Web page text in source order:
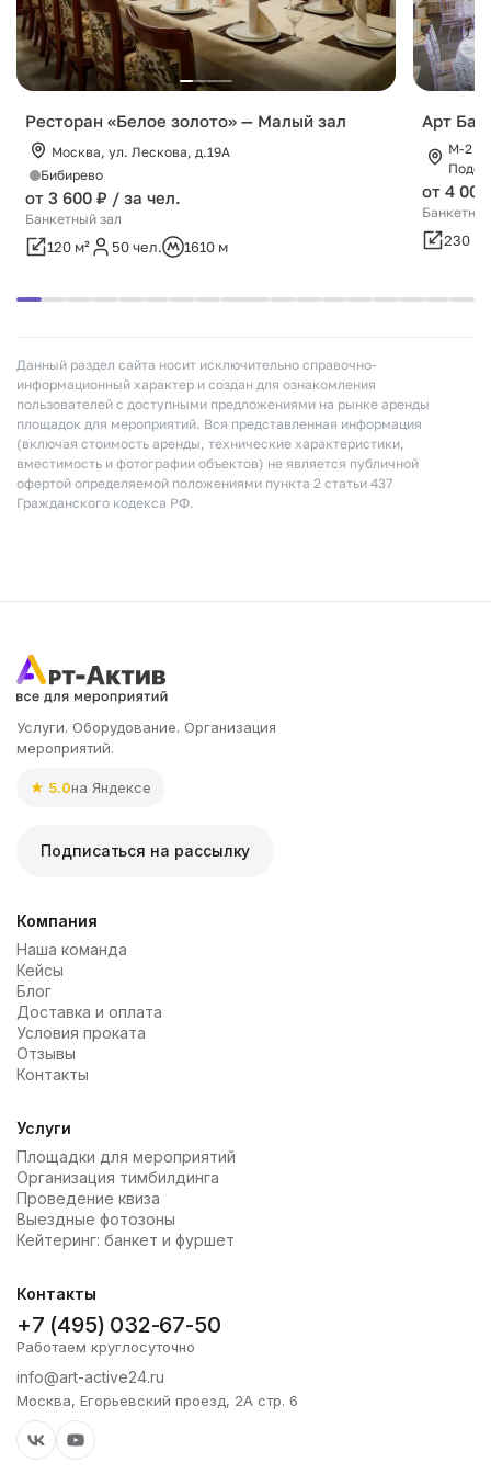
Ресторан «Белое золото» — Малый зал
Москва, ул. Лескова, д.19А
Бибирево
от 3 600 ₽ / за чел.
Банкетный зал
120 м² 50 чел. 1610 м
Арт
М-2
от 4
230 м²
Данный раздел сайта носит исключительно справочно-
информационный характер и создан для ознакомления
пользователей с доступными предложениями на рынке аренды
площадок для мероприятий. Вся представленная информация
(включая стоимость аренды, технические характеристики,
вместимость и фотографии объектов) не является публичной
офертой определяемой положениями пункта 2 статьи 437
Гражданского кодекса РФ.
Услуги. Оборудование. Организация
мероприятий.
★ 5.0на Яндексе
Подписаться на рассылку
Компания
Наша команда
Кейсы
Блог
Доставка и оплата
Условия проката
Отзывы
Контакты
Услуги
Площадки для мероприятий
Организация тимбилдинга
Проведение квиза
Выездные фотозоны
Кейтеринг: банкет и фуршет
Контакты
+7 (495) 032-67-50
Работаем круглосуточно
info@art-active24.ru
Москва, Егорьевский проезд, 2А стр. 6